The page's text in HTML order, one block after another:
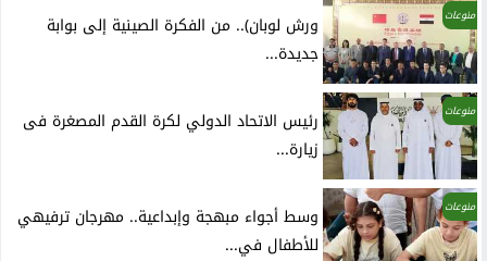
منوعات
ورش لوبان).. من الفكرة الصينية إلى بوابة
جديدة...
منوعات
رئيس الاتحاد الدولي لكرة القدم المصغرة فى
زيارة...
منوعات
وسط أجواء مبهجة وإبداعية.. مهرجان ترفيهي
للأطفال في...